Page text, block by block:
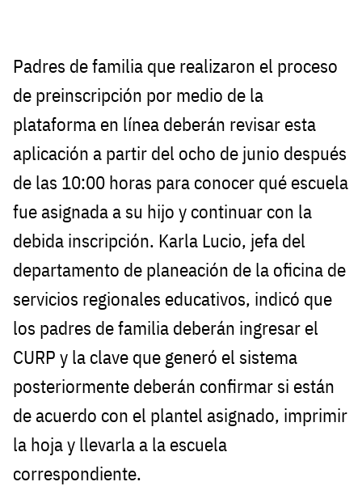
Padres de familia que realizaron el proceso
de preinscripción por medio de la
plataforma en línea deberán revisar esta
aplicación a partir del ocho de junio después
de las 10:00 horas para conocer qué escuela
fue asignada a su hijo y continuar con la
debida inscripción. Karla Lucio, jefa del
departamento de planeación de la oficina de
servicios regionales educativos, indicó que
los padres de familia deberán ingresar el
CURP y la clave que generó el sistema
posteriormente deberán confirmar si están
de acuerdo con el plantel asignado, imprimir
la hoja y llevarla a la escuela
correspondiente.